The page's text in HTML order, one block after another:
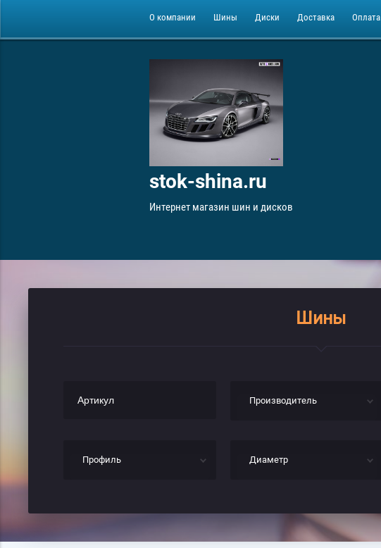
О компании Шины Диски Доставка Оплата
stok-shina.ru
Интернет магазин шин и дисков
Шины
Производитель
Профиль Диаметр